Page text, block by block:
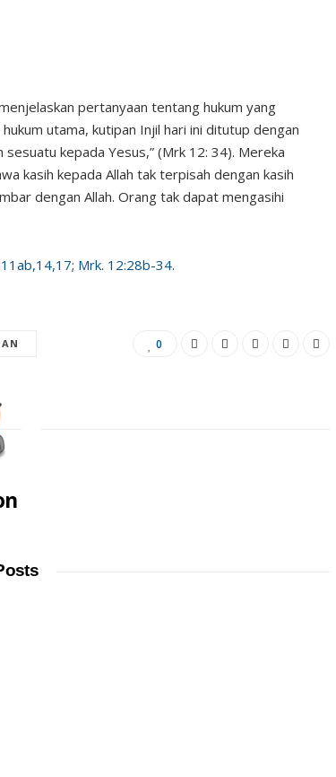
pertanyaan tentang hukum yang
utama, kutipan Injil hari ini ditutup dengan
kepada Yesus,” (Mrk 12: 34). Mereka
kasih kepada Allah tak terpisah dengan kasih
dengan Allah. Orang tak dapat mengasihi
; Mrk. 12:28b-34.
0